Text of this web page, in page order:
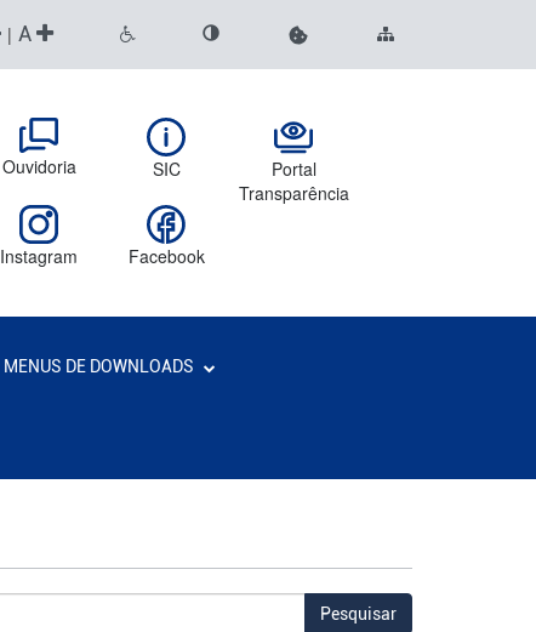
| A
Ouvidoria SIC
Portal
Transparência
Instagram Facebook
MENUS DE DOWNLOADS
Pesquisar